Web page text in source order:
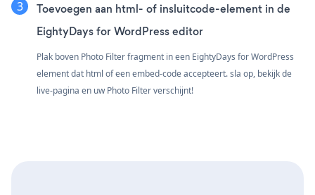
Toevoegen aan html- of insluitcode-element in de
EightyDays for WordPress editor
Plak boven Photo Filter fragment in een EightyDays for WordPress
element dat html of een embed-code accepteert. sla op, bekijk de
live-pagina en uw Photo Filter verschijnt!